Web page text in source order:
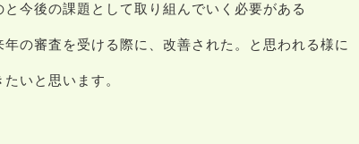
今後の課題として取り組んでいく必要がある
年の審査を受ける際に、改善された。と思われる様に
いと思います。